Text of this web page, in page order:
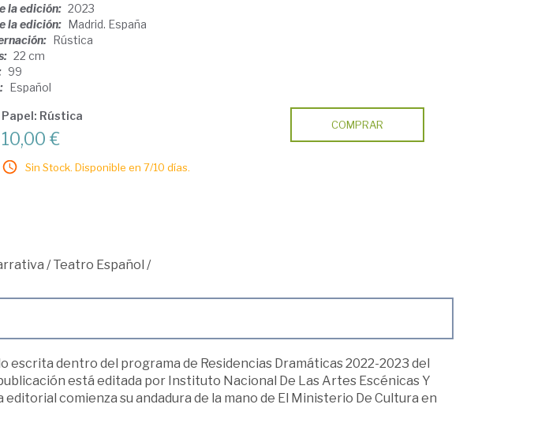
la edición: 2023
la edición: Madrid. España
Rústica
22 cm
99
Español
Papel: Rústica
10,00 €
Sin Stock. Disponible en 7/10 días.
COMPRAR
/Teatro Español /
escrita dentro del programa de Residencias Dramáticas 2022-2023 del
está editada por Instituto Nacional De Las Artes Escénicas Y
editorial comienza su andadura de la mano de El Ministerio De Cultura en